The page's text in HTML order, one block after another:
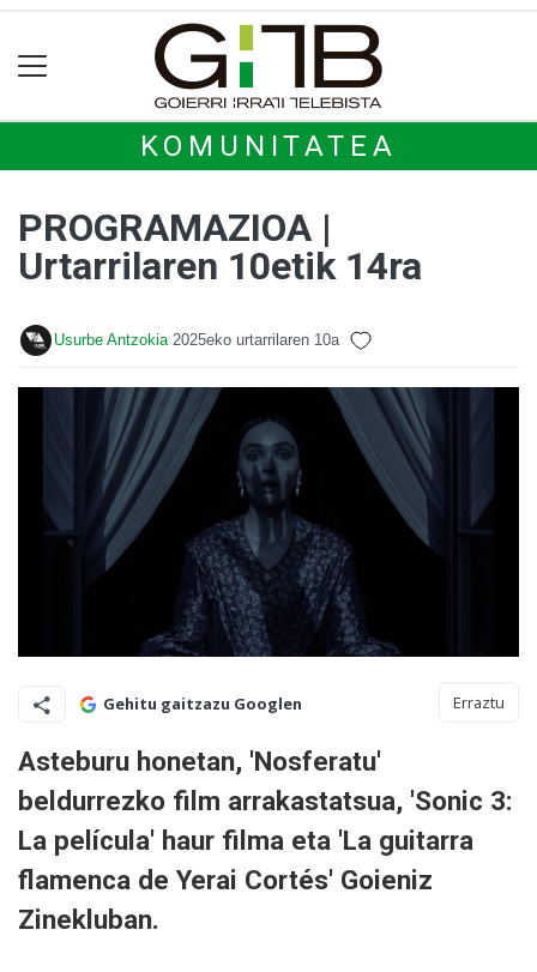
KOMUNITATEA
PROGRAMAZIOA |
Urtarrilaren 10etik 14ra
Usurbe Antzokia 2025eko urtarrilaren 10a
Gehitu gaitzazu Googlen Erraztu
Asteburu honetan, 'Nosferatu'
beldurrezko film arrakastatsua, 'Sonic 3:
La película' haur filma eta 'La guitarra
flamenca de Yerai Cortés' Goieniz
Zinekluban.